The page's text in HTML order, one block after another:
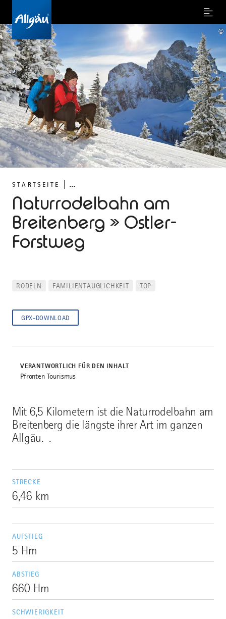
Menu
STARTSEITE ...
Naturrodelbahn am
Breitenberg » Ostler-
Forstweg
©
Mit 6,5 Kilometern ist die Naturrodelbahn am
Breitenberg die längste ihrer Art im ganzen
Allgäu. .
STRECKE
6,46 km
AUFSTIEG
5 Hm
ABSTIEG
660 Hm
SCHWIERIGKEIT
RODELN FAMILIENTAUGLICHKEIT TOP
GPX-DOWNLOAD
VERANTWORTLICH FÜR DEN INHALT
Pfronten Tourismus